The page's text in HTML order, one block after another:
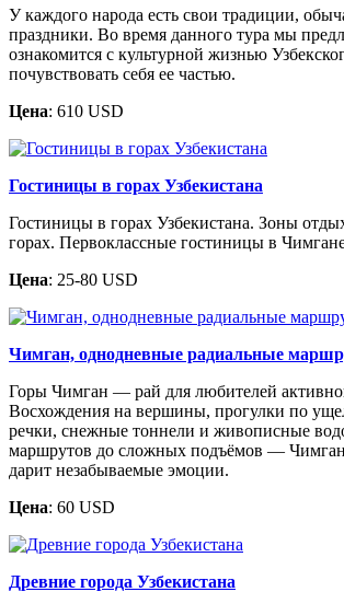
У каждого народа есть свои традиции,
праздники. Во время данного тура мы
ознакомится с культурной жизнью
почувствовать себя ее частью.
Цена: 610 USD
Гостиницы в горах Узбекистана
Гостиницы в горах Узбекистана. Зоны
горах. Первоклассные гостиницы в
Цена: 25-80 USD
Чимган, однодневные радиальные
Горы Чимган — рай для любителей
Восхождения на вершины, прогулки по
речки, снежные тоннели и живописные
маршрутов до сложных подъёмов — Чимган
дарит незабываемые эмоции.
Цена: 60 USD
Древние города Узбекистана